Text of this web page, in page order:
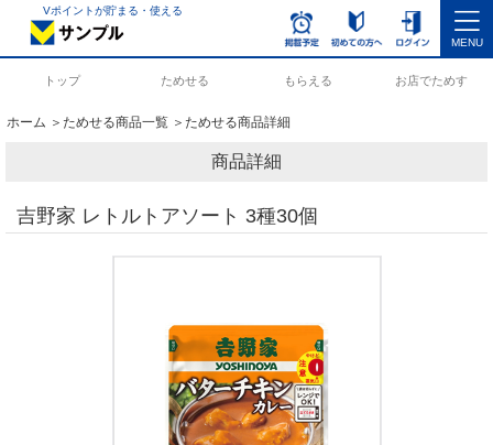
Vポイントが貯まる・使える
MENU
トップ ためせる もらえる お店でためす
ホーム ＞ためせる商品一覧 ＞ためせる商品詳細
商品詳細
吉野家 レトルトアソート 3種30個